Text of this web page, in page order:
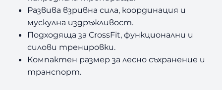
Развива взривна сила, координация и
мускулна издръжливост.
Подходяща за CrossFit, функционални и
силови тренировки.
Компактен размер за лесно съхранение и
транспорт.